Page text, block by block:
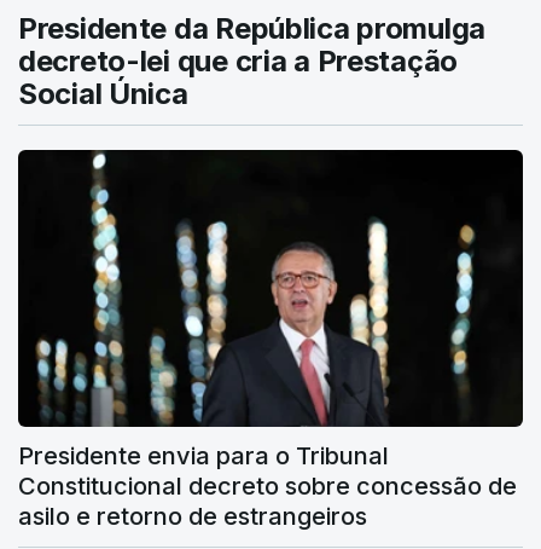
Presidente da República promulga
decreto-lei que cria a Prestação
Social Única
Presidente envia para o Tribunal
Constitucional decreto sobre concessão de
asilo e retorno de estrangeiros